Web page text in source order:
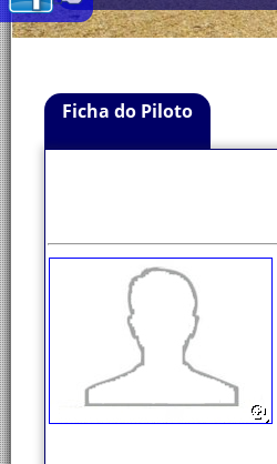
Ficha do Piloto